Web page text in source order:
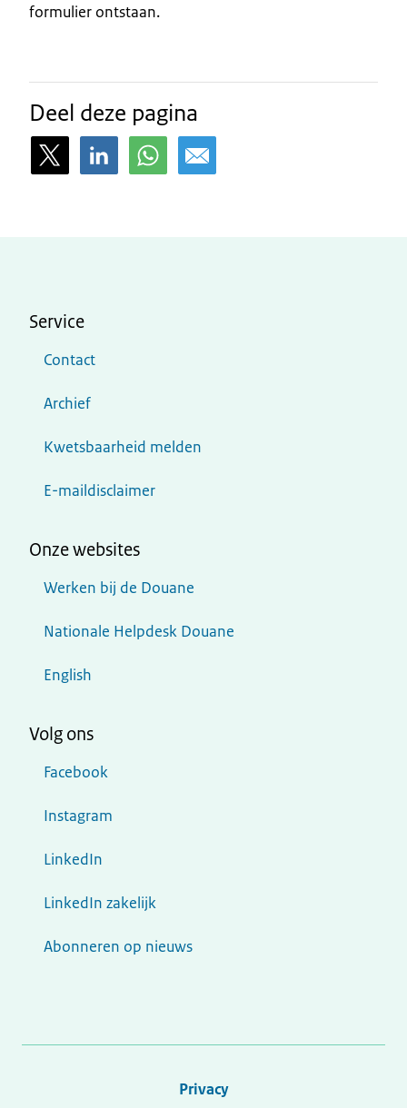
formulier ontstaan.
Deel deze pagina
Service
Contact
Archief
Kwetsbaarheid melden
E-maildisclaimer
Onze websites
Werken bij de Douane
Nationale Helpdesk Douane
English
Volg ons
Facebook
Instagram
LinkedIn
LinkedIn zakelijk
Abonneren op nieuws
Privacy